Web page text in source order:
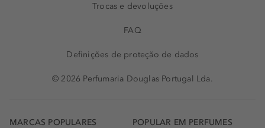
Trocas e devoluções
FAQ
Definições de proteção de dados
© 2026 Perfumaria Douglas Portugal Lda.
MARCAS POPULARES POPULAR EM PERFUMES